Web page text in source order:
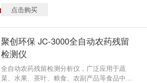
有机磷和氨基甲酸酯类农药对胆碱酯酶的活性
中含有机磷或氨基甲酸酯类农药的残留情况。
点击购买
聚创环保 JC-3000全自动农药残留
检测仪
全自动农药残留检测分析仪，广泛应用于蔬
菜、水果、茶叶、粮食、农副产品等食品中农